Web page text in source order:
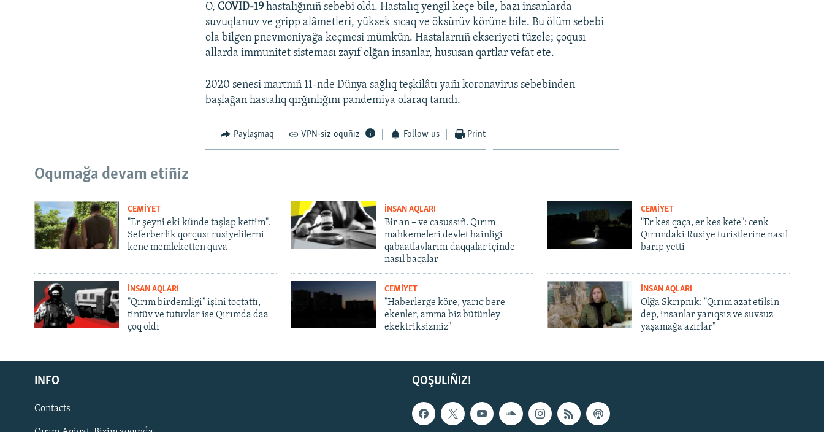
Русский
Українською
QOŞULIÑIZ!
O, COVID-19 hastalığınıñ sebebi oldı. Hastalıq yengil keçe bile, bazı insanlarda
suvuqlanuv ve gripp alâmetleri, yüksek sıcaq ve öksürüv körüne bile. Bu ölüm sebebi
ola bilgen pnevmoniyağa keçmesi mümkün. Hastalarnıñ ekseriyeti tüzele; çoqusı
allarda immunitet sisteması zayıf olğan insanlar, hususan qartlar vefat ete.
2020 senesi martnıñ 11-nde Dünya sağlıq teşkilâtı yañı koronavirus sebebinden
başlağan hastalıq qırğınlığını pandemiya olaraq tanıdı.
Paylaşmaq VPN-siz oquñız Follow us Print
Oqumağa devam etiñiz
CEMİYET
"Er şeyni eki künde taşlap kettim".
Seferberlik qorqusı rusiyelilerni
kene memleketten quva
İNSAN AQLARI
Bir an – ve casussıñ. Qırım
mahkemeleri devlet hainligi
qabaatlavlarını daqqalar içinde
nasıl baqalar
CEMİYET
"Er kes qaça, er kes kete": cenk
Qırımdaki Rusiye turistlerine nasıl
barıp yetti
İNSAN AQLARI
"Qırım birdemligi" işini toqtattı,
tintüv ve tutuvlar ise Qırımda daa
çoq oldı
CEMİYET
"Haberlerge köre, yarıq bere
ekenler, amma biz bütünley
ekektriksizmiz"
İNSAN AQLARI
Olğa Skrıpnık: "Qırım azat etilsin
dep, insanlar yarıqsız ve suvsuz
yaşamağa azırlar"
QOŞULIÑIZ!
INFO
Contacts